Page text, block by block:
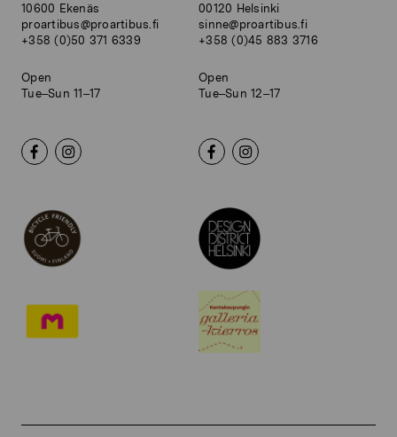
10600 Ekenäs
proartibus@proartibus.fi
+358 (0)50 371 6339
Open
Tue–Sun 11–17
00120 Helsinki
sinne@proartibus.fi
+358 (0)45 883 3716
Open
Tue–Sun 12–17